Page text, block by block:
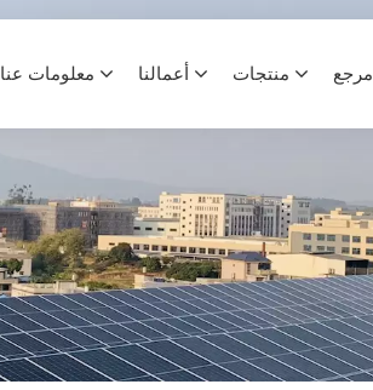
معلومات عنا أعمالنا منتجات مرجع